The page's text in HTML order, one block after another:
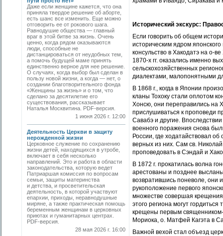
Даже если женщине кажется, что она
приняла твердое решение об аборте,
есть шанс все изменить. Еще можно
отговорить ее от рокового шага.
Равнодушие общества — главный
враг в этой битве за жизнь. Очень
ценно, когда рядом оказываются
люди, способные не
дистанцироваться от неудобных тем,
а помочь будущей маме принять
единственно верное для нее решение.
О случаях, когда выбор был сделан в
пользу новой жизни, а когда — нет, о
создании благотворительного фонда
«Женщины за жизнь» и о том, что
сделано за десятилетие его
существования, рассказывает
Наталья Москвитина. PDF-версия.
1 июня 2026 г. 12:00
Деятельность Церкви в защиту
нерожденной жизни
Церковное служение по сохранению
жизни детей, находящихся в утробе,
включает в себя несколько
направлений. Это и работа в области
законодательства, которую ведет
Патриаршая комиссия по вопросам
семьи, защиты материнства
и детства, и просветительская
деятельность, в которой участвуют
епархии, приходы, неравнодушные
миряне, а также практическая помощь
беременным женщинам в церковных
приютах и гуманитарных центрах.
PDF-версия.
28 мая 2026 г. 16:00
Исторический экскурс:
Если говорить об общем
историческим ядром
консульство в Хакодатэ на о-
1870-х гг. оказались именно
сельскохозяйственных
диалектами, малопонятными
В 1868 г., когда в Японии
кланы Тохоку стали оплотом
Хонсю, они переправились на
прислушиваться к проповеди
Савабэ и другие.
военного поражения снова
России, где ходатайствовал
верных из них. Сам св. Николай
проповедовать в Сэндай и
В 1872 г. прокатилась волна
арестованы и позднее
возвратившись поневоле, они
рукоположение первого
множестве совершая
этого региона могут
крещены первым священником-
Мориока, о. Матфей Кагэта в
Важной вехой стал объезд